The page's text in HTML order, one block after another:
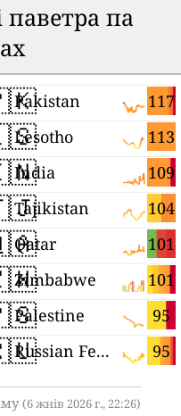
паветра па
117
Pakistan
113
Lesotho
109
India
104
Tajikistan
101
Qatar
101
Zimbabwe
95
Palestine
95
Russian Federation
(6 жнів 2026 г., 22:26)